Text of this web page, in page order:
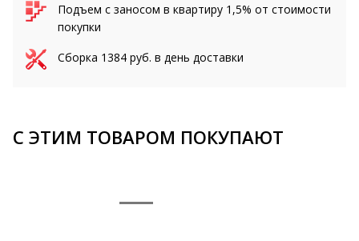
Подъем с заносом в квартиру 1,5% от стоимости
покупки
Сборка 1384 руб. в день доставки
С ЭТИМ ТОВАРОМ ПОКУПАЮТ